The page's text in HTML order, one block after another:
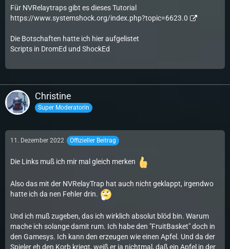
Für NVRelaytraps gibt es dieses Tutorial
https://www.systemshock.org/index.php?topic=6623.0
Die Botschaften hatte ich hier aufgelistet
Scripts in DromEd und ShockEd
Christine
Super Moderatorin
11. Dezember 2022 Offizieller Beitrag
Die Links muß ich mir mal gleich merken
Also das mit der NVRelayTrap hat auch nicht geklappt, irgendwo
hatte ich da nen Fehler drin.
Und ich muß zugeben, das ich wirklich absolut blöd bin. Warum
mache ich solange damit rum. Ich habe den "FruitBasket" doch in
den Gamesys. Ich kann den erzeugen wie einen Apfel. Und da der
Spieler eh den Korb kriegt, weiß er ja nichtmal, daß ein Apfel in der